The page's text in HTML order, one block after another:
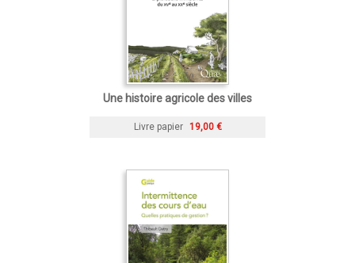
Une histoire agricole des villes
Livre papier 19,00 €